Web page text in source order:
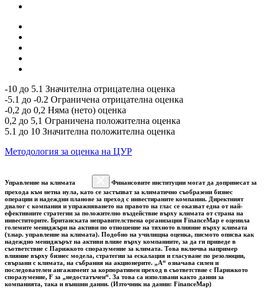
-10 до 5.1 Значителна отрицателна оценка
-5.1 до -0.2 Ограничена отрицателна оценка
-0,2 до 0,2 Няма (нето) оценка
0,2 до 5,1 Ограничена положителна оценка
5.1 до 10 Значителна положителна оценка
Методология за оценка на ЦУР
Управление на климата
Финансовите институции могат да допринесат за
прехода към нетна нула, като се застъпват за климатично съобразени бизнес
операции и надеждни планове за преход с инвестираните компании. Директният
диалог с компания и упражняването на правото на глас се оказват една от най-
ефективните стратегии за положително въздействие върху климата от страна на
инвеститорите. Британската неправителствена организация FinanceMap е оценила
големите мениджъри на активи по отношение на тяхното влияние върху климата
(т.нар. управление на климата). Подобно на училищна оценка, писмото описва как
надеждно мениджърът на активи влияе върху компаниите, за да ги приведе в
съответствие с Парижкото споразумение за климата. Това включва например
влияние върху бизнес модела, стратегии за ескалация и гласуване по резолюции,
свързани с климата, на събрания на акционерите. „A“ означава силен и
последователен ангажимент за корпоративен преход в съответствие с Парижкото
споразумение, F за „недостатъчен“. За това са използвани както данни за
компанията, така и външни данни. (Източник на данни: FinanceMap)